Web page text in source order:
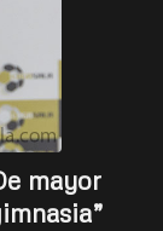
mayor